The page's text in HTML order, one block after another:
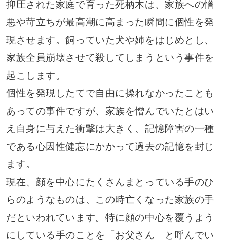
抑圧された家庭で育った死柄木は、家族への憎
悪や苛立ちが最高潮に高まった瞬間に個性を発
現させます。飼っていた犬や姉をはじめとし、
家族全員崩壊させて殺してしまうという事件を
起こします。
個性を発現したてで自由に操れなかったことも
あっての事件ですが、家族を憎んでいたとはい
え自身に与えた衝撃は大きく、記憶障害の一種
である心因性健忘にかかって過去の記憶を封じ
ます。
現在、顔を中心にたくさんまとっている手のひ
らのようなものは、この時亡くなった家族の手
だといわれています。特に顔の中心を覆うよう
にしている手のことを「お父さん」と呼んでい